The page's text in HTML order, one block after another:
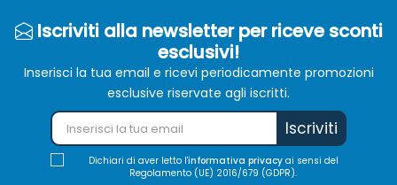
Iscriviti alla newsletter per riceve sconti
esclusivi!
Inserisci la tua email e ricevi periodicamente promozioni
esclusive riservate agli iscritti.
Iscriviti
Dichiari di aver letto l'informativa privacyai sensi del
Regolamento (UE) 2016/679 (GDPR).